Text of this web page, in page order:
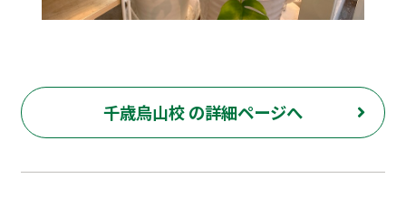
千歳烏山校 の詳細ページへ